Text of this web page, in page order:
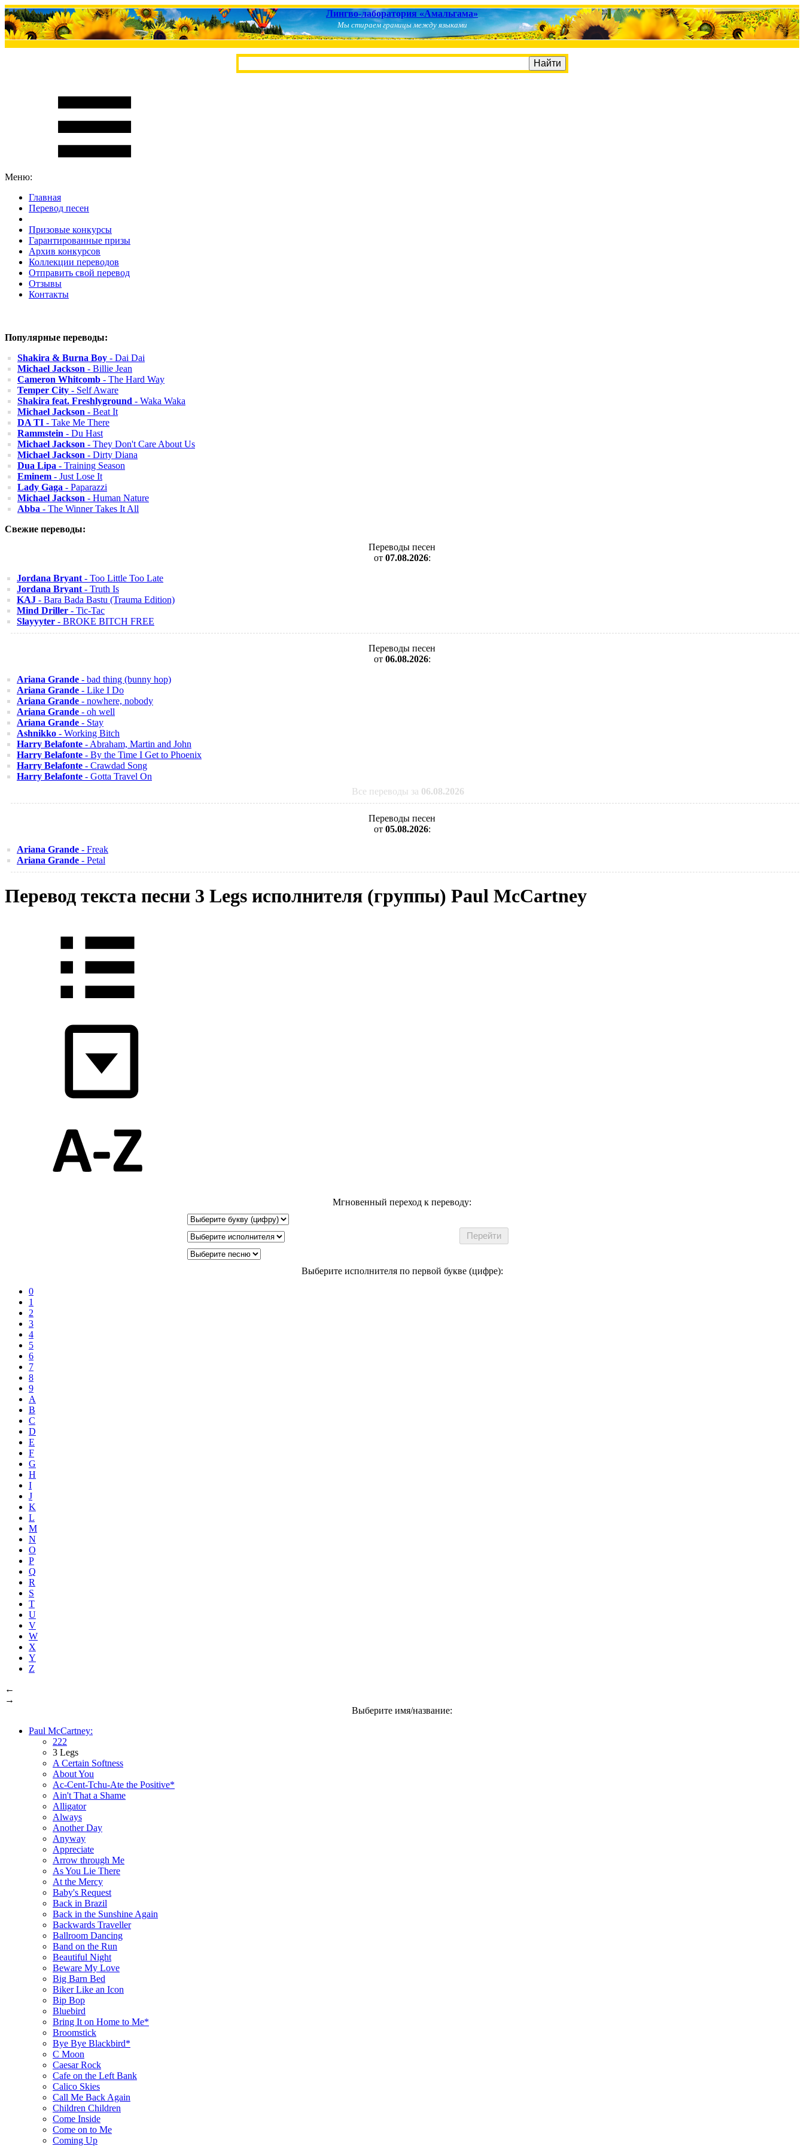
Лингво-лаборатория «Амальгама»
Мы стираем границы между языками
Меню:
Главная
Перевод песен
Призовые конкурсы
Гарантированные призы
Архив конкурсов
Коллекции переводов
Отправить свой перевод
Отзывы
Контакты
Популярные переводы:
Shakira & Burna Boy - Dai Dai
Michael Jackson - Billie Jean
Cameron Whitcomb - The Hard Way
Temper City - Self Aware
Shakira feat. Freshlyground - Waka Waka
Michael Jackson - Beat It
DA TI - Take Me There
Rammstein - Du Hast
Michael Jackson - They Don't Care About Us
Michael Jackson - Dirty Diana
Dua Lipa - Training Season
Eminem - Just Lose It
Lady Gaga - Paparazzi
Michael Jackson - Human Nature
Abba - The Winner Takes It All
Свежие переводы:
Переводы песен
от 07.08.2026:
Jordana Bryant - Too Little Too Late
Jordana Bryant - Truth Is
KAJ - Bara Bada Bastu (Trauma Edition)
Mind Driller - Tic-Tac
Slayyyter - BROKE BITCH FREE
Переводы песен
от 06.08.2026:
Ariana Grande - bad thing (bunny hop)
Ariana Grande - Like I Do
Ariana Grande - nowhere, nobody
Ariana Grande - oh well
Ariana Grande - Stay
Ashnikko - Working Bitch
Harry Belafonte - Abraham, Martin and John
Harry Belafonte - By the Time I Get to Phoenix
Harry Belafonte - Crawdad Song
Harry Belafonte - Gotta Travel On
Все переводы за 06.08.2026
Переводы песен
от 05.08.2026:
Ariana Grande - Freak
Ariana Grande - Petal
Перевод текста песни 3 Legs исполнителя (группы) Paul McCartney
Мгновенный переход к переводу:
Выберите исполнителя по первой букве (цифре):
0
1
2
3
4
5
6
7
8
9
A
B
C
D
E
F
G
H
I
J
K
L
M
N
O
P
Q
R
S
T
U
V
W
X
Y
Z
←
→
Выберите имя/название:
Paul McCartney:
222
3 Legs
A Certain Softness
About You
Ac-Cent-Tchu-Ate the Positive*
Ain't That a Shame
Alligator
Always
Another Day
Anyway
Appreciate
Arrow through Me
As You Lie There
At the Mercy
Baby's Request
Back in Brazil
Back in the Sunshine Again
Backwards Traveller
Ballroom Dancing
Band on the Run
Beautiful Night
Beware My Love
Big Barn Bed
Biker Like an Icon
Bip Bop
Bluebird
Bring It on Home to Me*
Broomstick
Bye Bye Blackbird*
C Moon
Caesar Rock
Cafe on the Left Bank
Calico Skies
Call Me Back Again
Children Children
Come Inside
Come on to Me
Coming Up